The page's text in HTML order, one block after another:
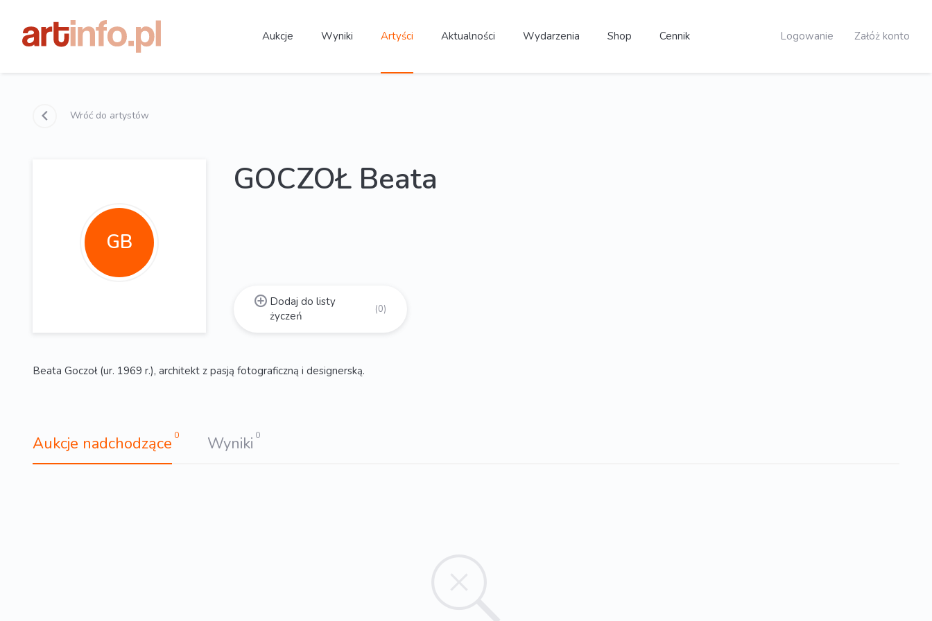
Aukcje Wyniki Artyści Aktualności Wydarzenia Shop Cennik Logowanie Załóż konto
Wróć do artystów
GB
GOCZOŁ Beata
Dodaj do listy
życzeń
(0)
Beata Goczoł (ur. 1969 r.), architekt z pasją fotograficzną i designerską.
Aukcje nadchodzące 0 Wyniki 0